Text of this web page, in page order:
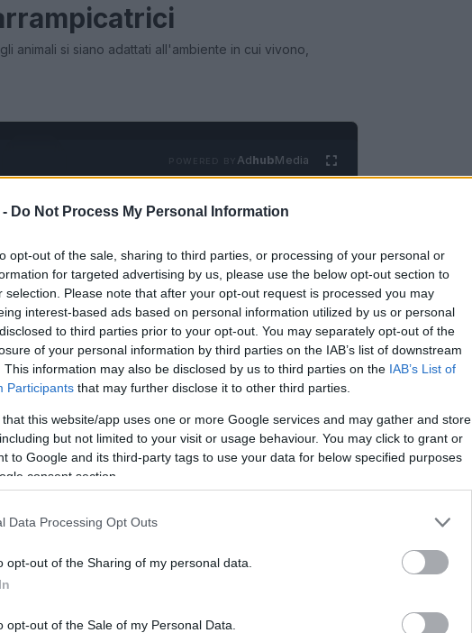
Do Not Process My Personal Information
opt-out of the sale, sharing to third parties, or processing of your personal or
for targeted advertising by us, please use the below opt-out section to
selection. Please note that after your opt-out request is processed you may
interest-based ads based on personal information utilized by us or personal
to third parties prior to your opt-out. You may separately opt-out of the
of your personal information by third parties on the IAB’s list of downstream
This information may also be disclosed by us to third parties on the IAB’s List of
Participants that may further disclose it to other third parties.
that this website/app uses one or more Google services and may gather and store
but not limited to your visit or usage behaviour. You may click to grant or
to Google and its third-party tags to use your data for below specified purposes
consent section.
Data Processing Opt Outs
opt-out of the Sharing of my personal data.
opt-out of the Sale of my Personal Data.
animali si siano adattati all'ambiente in cui vivono,
POWERED BY AdhubMedia
Perché le oche sono così
Tanto belle quanto - a volte - aggressive, le oche